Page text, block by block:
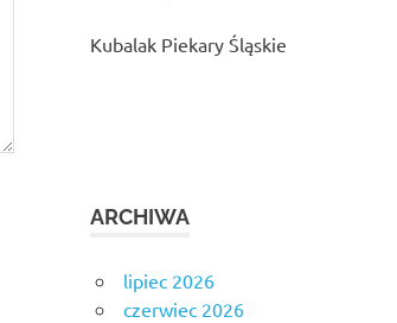
Kubalak Piekary Śląskie
ARCHIWA
lipiec 2026
czerwiec 2026